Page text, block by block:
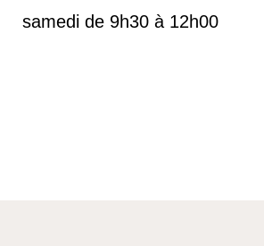
samedi de 9h30 à 12h00